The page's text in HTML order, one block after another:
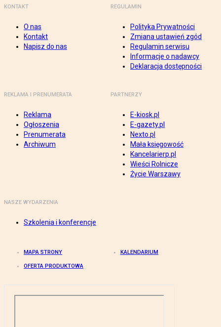
KONTAKT
O nas
Kontakt
Napisz do nas
REGULAMIN
Polityka Prywatności
Zmiana ustawień zgód
Regulamin serwisu
Informacje o nadawcy
Deklaracja dostępności
REKLAMA I PRENUMERATA
Reklama
Ogłoszenia
Prenumerata
Archiwum
PARTNERZY
E-kiosk.pl
E-gazety.pl
Nexto.pl
Mała księgowość
Kancelarierp.pl
Wieści Rolnicze
Życie Warszawy
NASZE WYDARZENIA
Szkolenia i konferencje
MAPA STRONY KALENDARIUM
OFERTA PRODUKTOWA